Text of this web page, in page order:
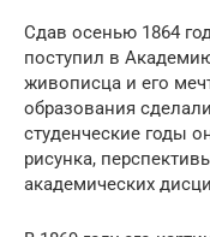
Сдав осенью 1864
поступил в
живописца и его
образования
студенческие годы
рисунка,
академических